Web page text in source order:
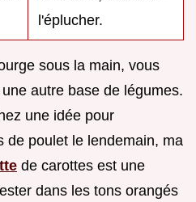
l'éplucher.
sous la main, vous
autre base de légumes.
une idée pour
de poulet le lendemain, ma
de carottes est une
dans les tons orangés